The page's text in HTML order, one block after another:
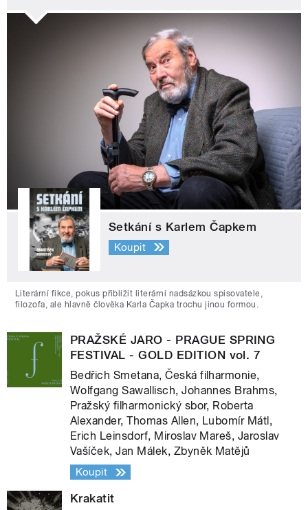
Setkání s Karlem Čapkem
Koupit
Literární fikce, pokus přiblížit literární nadsázkou spisovatele,
filozofa, ale hlavně člověka Karla Čapka trochu jinou formou.
PRAŽSKÉ JARO - PRAGUE SPRING
FESTIVAL - GOLD EDITION vol. 7
Bedřich Smetana, Česká filharmonie,
Wolfgang Sawallisch, Johannes Brahms,
Pražský filharmonický sbor, Roberta
Alexander, Thomas Allen, Lubomír Mátl,
Erich Leinsdorf, Miroslav Mareš, Jaroslav
Vašíček, Jan Málek, Zbyněk Matějů
Koupit
Krakatit